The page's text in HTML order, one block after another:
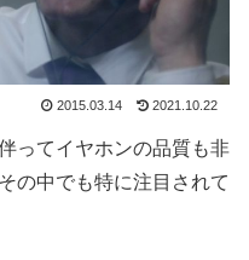
2015.03.14 2021.10.22
ってイヤホンの品質も非
の中でも特に注目されて